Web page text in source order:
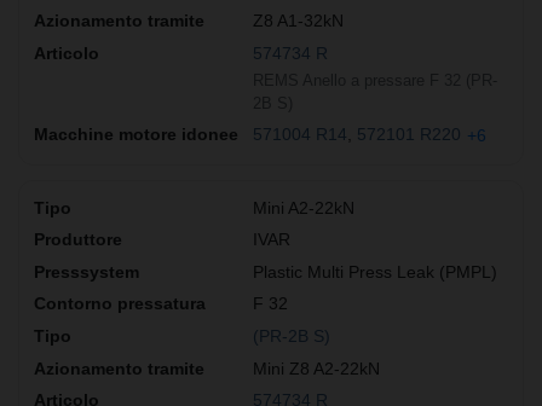
Z8 A1-32kN
574734 R
571004 R14 572101 R220 +6
Mini A2-22kN
IVAR
Plastic Multi Press Leak (PMPL)
F 32
(PR-2B S)
Mini Z8 A2-22kN
574734 R